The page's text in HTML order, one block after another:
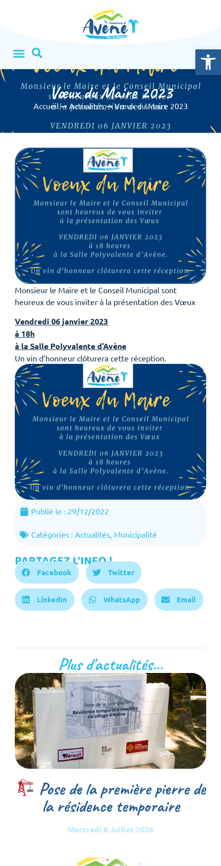
Ouvrir
Vœux du Maire 2023
Accueil➞ Actualités➞Vœux du Maire 2023
Monsieur le Maire et le Conseil Municipal sont
heureux de vous inviter à la présentation des Vœux
Vendredi 06 janvier 2023
à 18h
à la Salle Polyvalente d’Avène
Un vin d’honneur clôturera cette réception.
Publié le : 29/12/2022
Catégories : Actualités, Municipalité
PARTAGEZ L'INFO !
Facebook Twitter
LinkedIn WhatsApp Email
Plus d'actualités...
Pose de la première pierre de
la résidence temporaire
Mercredi 8 Juillet 2026